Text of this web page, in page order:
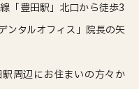
「豊田駅」北口から徒歩3
ンタルオフィス」院長の矢
周辺にお住まいの方々か